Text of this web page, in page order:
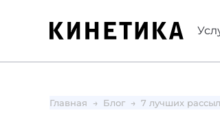
Главная Блог 7 лучших